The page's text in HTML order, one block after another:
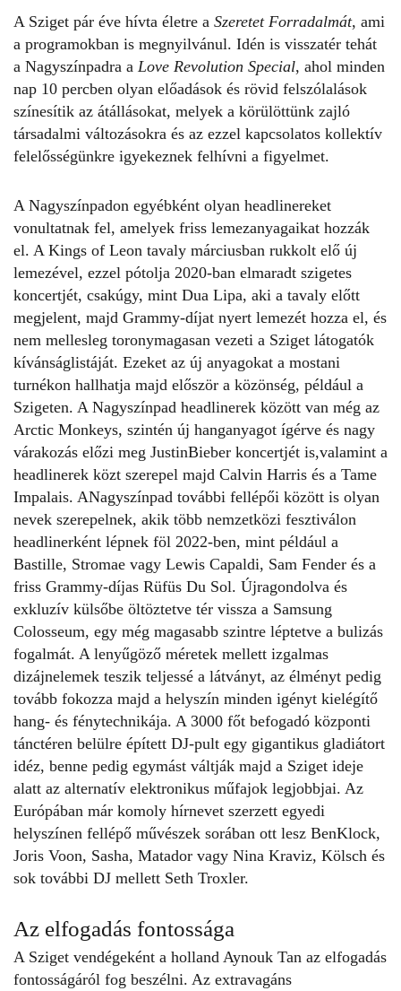
A Sziget pár éve hívta életre a Szeretet Forradalmát, ami
a programokban is megnyilvánul. Idén is visszatér tehát
a Nagyszínpadra a Love Revolution Special, ahol minden
nap 10 percben olyan előadások és rövid felszólalások
színesítik az átállásokat, melyek a körülöttünk zajló
társadalmi változásokra és az ezzel kapcsolatos kollektív
felelősségünkre igyekeznek felhívni a figyelmet.
A Nagyszínpadon egyébként olyan headlinereket
vonultatnak fel, amelyek friss lemezanyagaikat hozzák
el. A Kings of Leon tavaly márciusban rukkolt elő új
lemezével, ezzel pótolja 2020-ban elmaradt szigetes
koncertjét, csakúgy, mint Dua Lipa, aki a tavaly előtt
megjelent, majd Grammy-díjat nyert lemezét hozza el, és
nem mellesleg toronymagasan vezeti a Sziget látogatók
kívánságlistáját. Ezeket az új anyagokat a mostani
turnékon hallhatja majd először a közönség, például a
Szigeten. A Nagyszínpad headlinerek között van még az
Arctic Monkeys, szintén új hanganyagot ígérve és nagy
várakozás előzi meg JustinBieber koncertjét is,valamint a
headlinerek közt szerepel majd Calvin Harris és a Tame
Impalais. ANagyszínpad további fellépői között is olyan
nevek szerepelnek, akik több nemzetközi fesztiválon
headlinerként lépnek föl 2022-ben, mint például a
Bastille, Stromae vagy Lewis Capaldi, Sam Fender és a
friss Grammy-díjas Rüfüs Du Sol. Újragondolva és
exkluzív külsőbe öltöztetve tér vissza a Samsung
Colosseum, egy még magasabb szintre léptetve a bulizás
fogalmát. A lenyűgöző méretek mellett izgalmas
dizájnelemek teszik teljessé a látványt, az élményt pedig
tovább fokozza majd a helyszín minden igényt kielégítő
hang- és fénytechnikája. A 3000 főt befogadó központi
tánctéren belülre épített DJ-pult egy gigantikus gladiátort
idéz, benne pedig egymást váltják majd a Sziget ideje
alatt az alternatív elektronikus műfajok legjobbjai. Az
Európában már komoly hírnevet szerzett egyedi
helyszínen fellépő művészek sorában ott lesz BenKlock,
Joris Voon, Sasha, Matador vagy Nina Kraviz, Kölsch és
sok további DJ mellett Seth Troxler.
Az elfogadás fontossága
A Sziget vendégeként a holland Aynouk Tan az elfogadás
fontosságáról fog beszélni. Az extravagáns